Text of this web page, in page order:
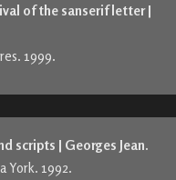
of the sanserif letter |
1999.
scripts | Georges Jean.
York. 1992.